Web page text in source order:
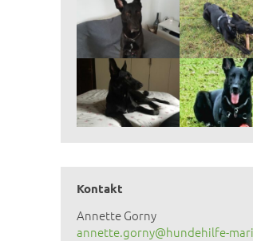
Kontakt
Annette Gorny
annette.gorny@hundehilfe-